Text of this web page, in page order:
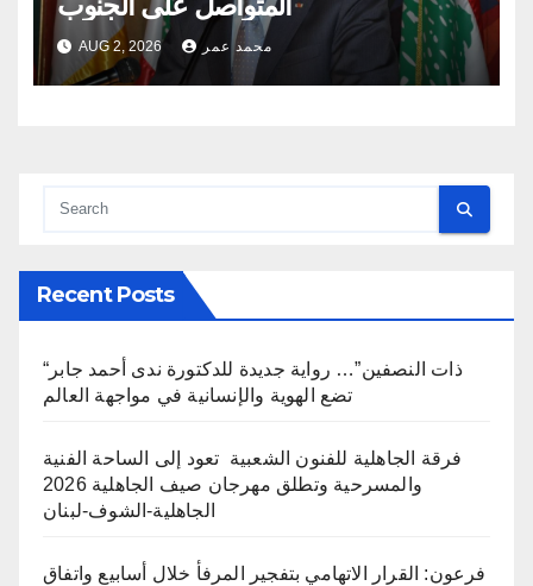
AUG 2, 2026 محمد عمر
Recent Posts
“ذات النصفين”… رواية جديدة للدكتورة ندى أحمد جابر
تضع الهوية والإنسانية في مواجهة العالم
فرقة الجاهلية للفنون الشعبية تعود إلى الساحة الفنية
والمسرحية وتطلق مهرجان صيف الجاهلية 2026
الجاهلية-الشوف-لبنان
فرعون: القرار الاتهامي بتفجير المرفأ خلال أسابيع واتفاق